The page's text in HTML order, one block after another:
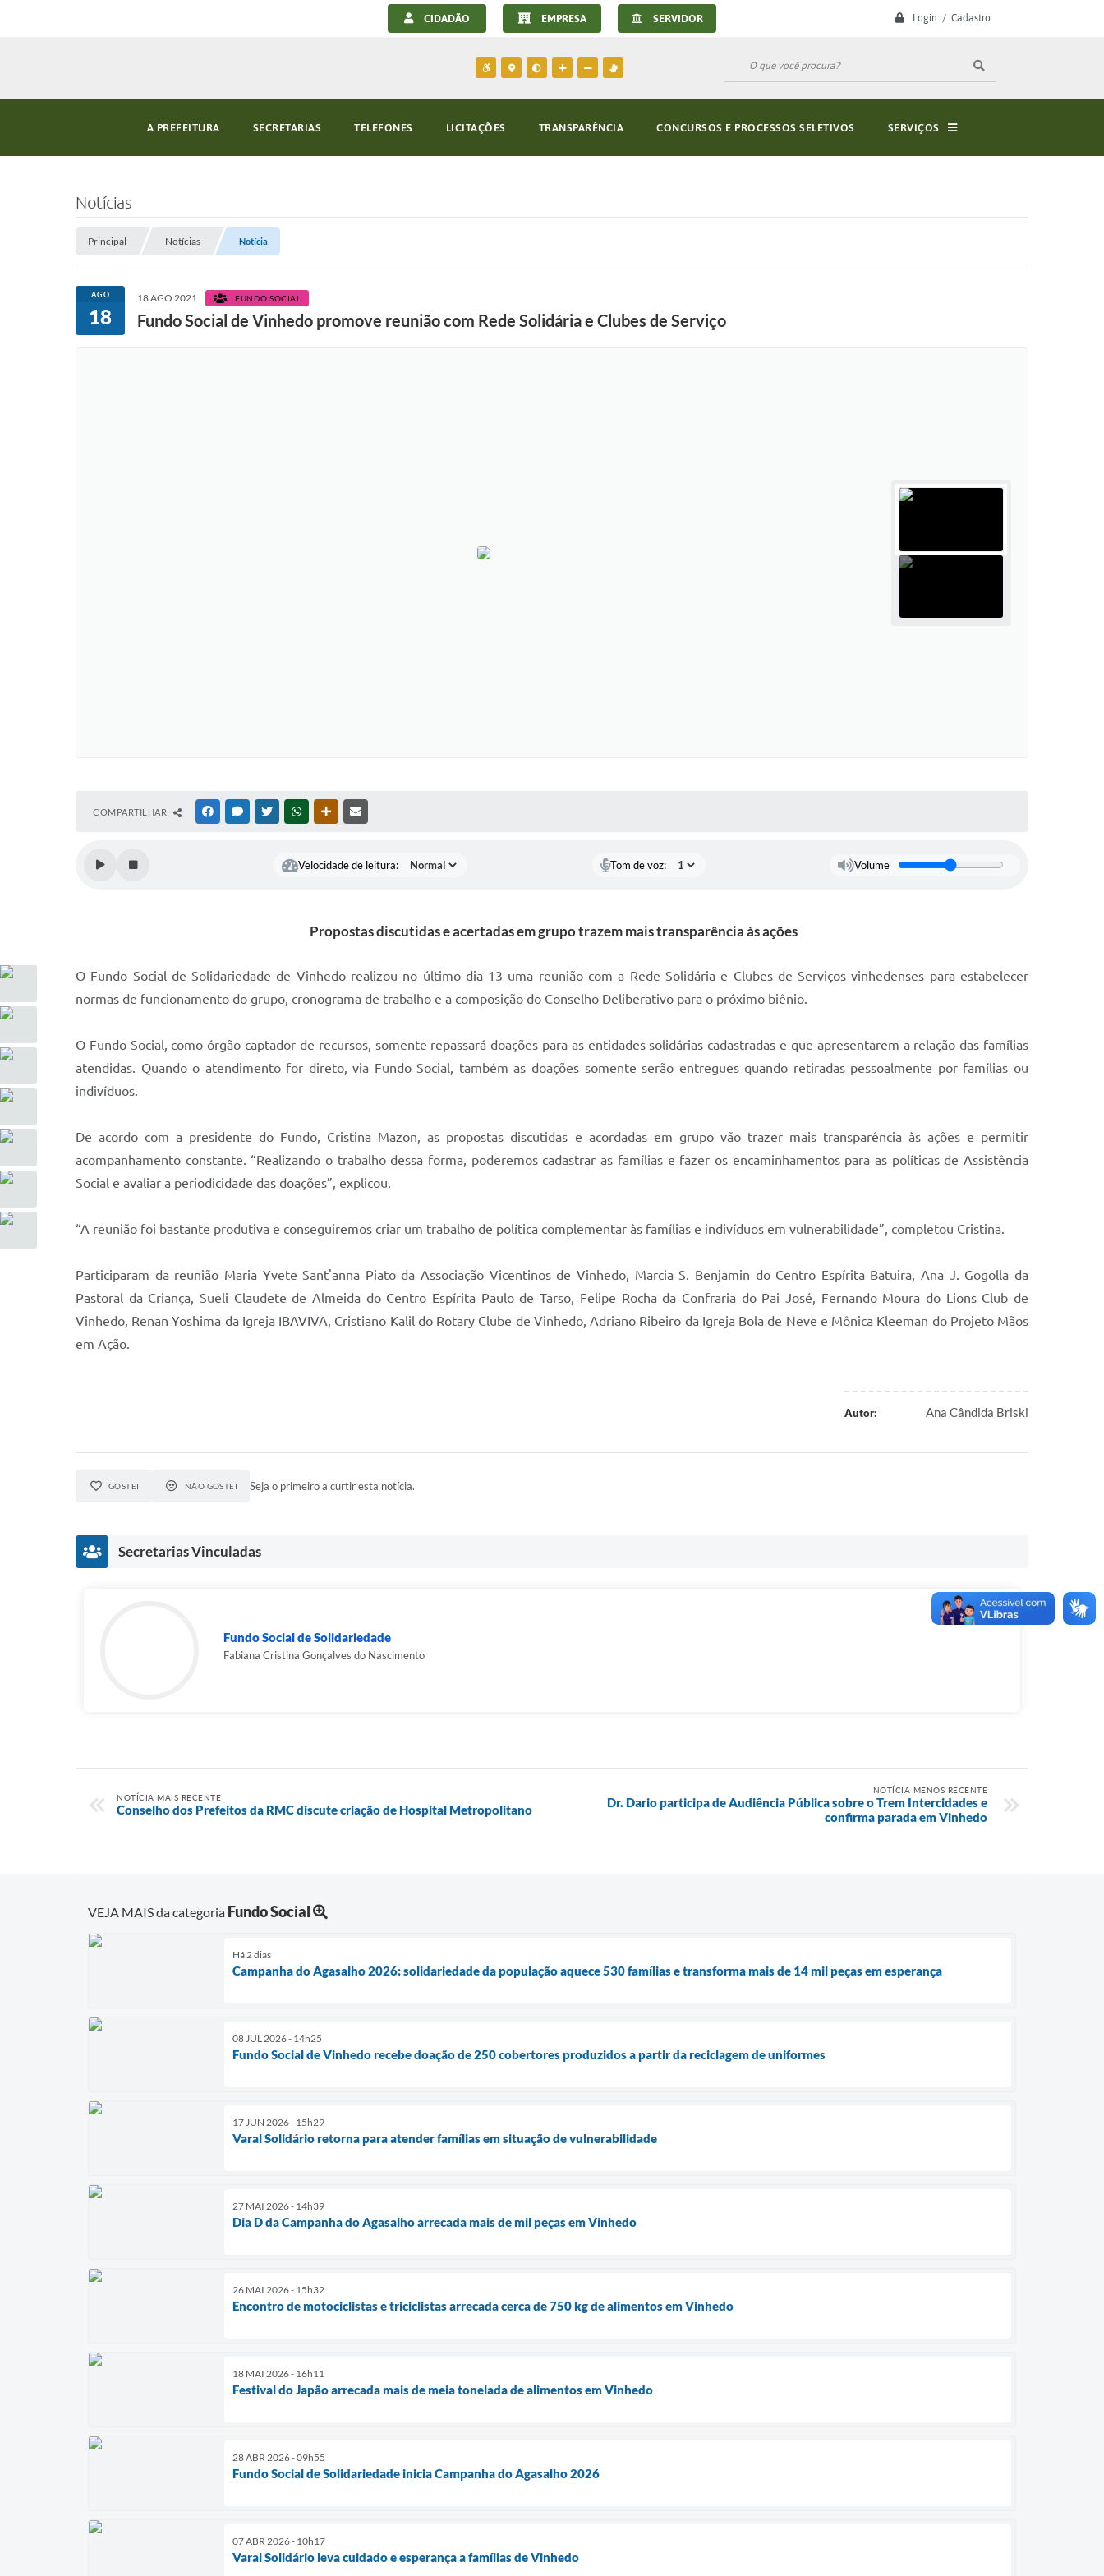
Login / Cadastro
CIDADÃO EMPRESA SERVIDOR
A PREFEITURA SECRETARIAS TELEFONES LICITAÇÕES TRANSPARÊNCIA CONCURSOS E PROCESSOS SELETIVOS SERVIÇOS
Notícias
Principal Notícias Notícia
AGO
18
18 AGO 2021 FUNDO SOCIAL
Fundo Social de Vinhedo promove reunião com Rede Solidária e Clubes de Serviço
COMPARTILHAR FACEBOOKMESSENGER
TWITTERWHATSAPPOUTRAS MÍDIAS
Velocidade de leitura: Tom de voz: Volume
Propostas discutidas e acertadas em grupo trazem mais transparência às ações
O Fundo Social de Solidariedade de Vinhedo realizou no último dia 13 uma reunião com a Rede Solidária e Clubes de Serviços vinhedenses para estabelecer
normas de funcionamento do grupo, cronograma de trabalho e a composição do Conselho Deliberativo para o próximo biênio.
O Fundo Social, como órgão captador de recursos, somente repassará doações para as entidades solidárias cadastradas e que apresentarem a relação das famílias
atendidas. Quando o atendimento for direto, via Fundo Social, também as doações somente serão entregues quando retiradas pessoalmente por famílias ou
indivíduos.
De acordo com a presidente do Fundo, Cristina Mazon, as propostas discutidas e acordadas em grupo vão trazer mais transparência às ações e permitir
acompanhamento constante. “Realizando o trabalho dessa forma, poderemos cadastrar as famílias e fazer os encaminhamentos para as políticas de Assistência
Social e avaliar a periodicidade das doações”, explicou.
“A reunião foi bastante produtiva e conseguiremos criar um trabalho de política complementar às famílias e indivíduos em vulnerabilidade”, completou Cristina.
Participaram da reunião Maria Yvete Sant'anna Piato da Associação Vicentinos de Vinhedo, Marcia S. Benjamin do Centro Espírita Batuira, Ana J. Gogolla da
Pastoral da Criança, Sueli Claudete de Almeida do Centro Espírita Paulo de Tarso, Felipe Rocha da Confraria do Pai José, Fernando Moura do Lions Club de
Vinhedo, Renan Yoshima da Igreja IBAVIVA, Cristiano Kalil do Rotary Clube de Vinhedo, Adriano Ribeiro da Igreja Bola de Neve e Mônica Kleeman do Projeto Mãos
em Ação.
Autor: Ana Cândida Briski
GOSTEI NÃO GOSTEI Seja o primeiro a curtir esta notícia.
Secretarias Vinculadas
Fundo Social de Solidariedade
Fabiana Cristina Gonçalves do Nascimento
NOTÍCIA MAIS RECENTE
Conselho dos Prefeitos da RMC discute criação de Hospital Metropolitano
NOTÍCIA MENOS RECENTE
Dr. Dario participa de Audiência Pública sobre o Trem Intercidades e
confirma parada em Vinhedo
VEJA MAIS da categoria Fundo Social
Há 2 dias
Campanha do Agasalho 2026: solidariedade da população aquece 530 famílias e transforma mais de 14 mil peças em esperança
08 JUL 2026 - 14h25
Fundo Social de Vinhedo recebe doação de 250 cobertores produzidos a partir da reciclagem de uniformes
17 JUN 2026 - 15h29
Varal Solidário retorna para atender famílias em situação de vulnerabilidade
27 MAI 2026 - 14h39
Dia D da Campanha do Agasalho arrecada mais de mil peças em Vinhedo
26 MAI 2026 - 15h32
Encontro de motociclistas e triciclistas arrecada cerca de 750 kg de alimentos em Vinhedo
18 MAI 2026 - 16h11
Festival do Japão arrecada mais de meia tonelada de alimentos em Vinhedo
28 ABR 2026 - 09h55
Fundo Social de Solidariedade inicia Campanha do Agasalho 2026
07 ABR 2026 - 10h17
Varal Solidário leva cuidado e esperança a famílias de Vinhedo